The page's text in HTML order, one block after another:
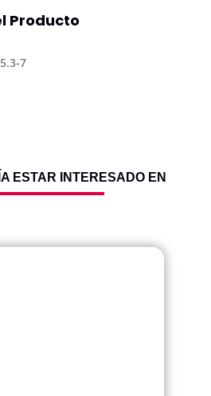
Producto
7
ESTAR INTERESADO EN